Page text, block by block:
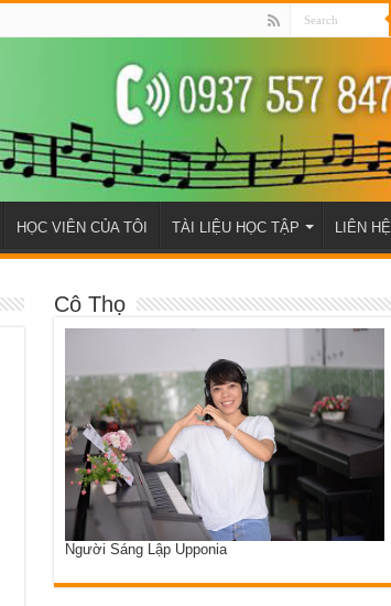
HỌC VIÊN CỦA TÔI TÀI LIỆU HỌC TẬP LIÊN HỆ
Cô Thọ
Người Sáng Lập Upponia